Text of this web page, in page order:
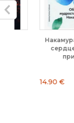
Накамура.
сердце. О
14.90 €